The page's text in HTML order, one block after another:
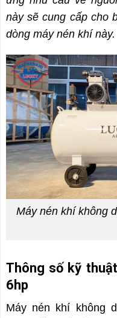
này sẽ cung cấp cho
dòng máy nén khí này.
Máy nén khí không
Thông số kỹ
6hp
Máy nén khí không